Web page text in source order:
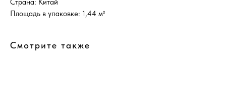
Страна: Китай
Площадь в упаковке: 1,44 м²
Смотрите также